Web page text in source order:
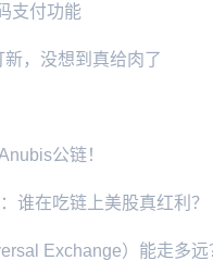
支付功能
新，没想到真给肉了
公链！
谁在吃链上美股真红利？
Exchange）能走多远